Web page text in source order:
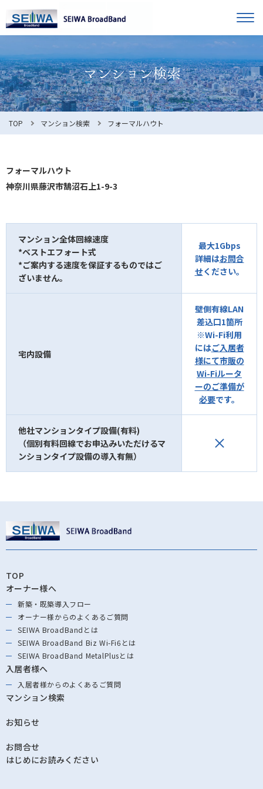
オーナー様へ
入居者様へ
お知らせ
利用規約
お問合せ マンション検索
TOP マンション検索 フォーマルハウト
フォーマルハウト
神奈川県藤沢市鵠沼石上1-9-3
マンション全体回線速度
*ベストエフォート式
*ご案内する速度を保証するものではご
ざいません。
最大1Gbps
詳細はお問合
せください。
宅内設備
壁側有線LAN
差込口1箇所
※Wi-Fi利用
にはご入居者
様にて市販の
Wi-Fiルータ
ーのご準備が
必要です。
他社マンションタイプ設備(有料)
（個別有料回線でお申込みいただけるマ
ンションタイプ設備の導入有無）
TOP
オーナー様へ
新築・既築導⼊フロー
オーナー様からのよくあるご質問
SEIWA BroadBandとは
SEIWA BroadBand Biz Wi-Fi6とは
SEIWA BroadBand MetalPlusとは
入居者様へ
入居者様からのよくあるご質問
マンション検索
お知らせ
お問合せ
はじめにお読みください